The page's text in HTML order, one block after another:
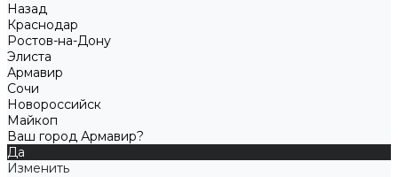
Назад
Краснодар
Ростов-на-Дону
Элиста
Армавир
Сочи
Новороссийск
Майкоп
Ваш город Армавир?
Да
Изменить